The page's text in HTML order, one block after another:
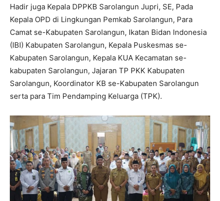
Hadir juga Kepala DPPKB Sarolangun Jupri, SE, Pada
Kepala OPD di Lingkungan Pemkab Sarolangun, Para
Camat se-Kabupaten Sarolangun, Ikatan Bidan Indonesia
(IBI) Kabupaten Sarolangun, Kepala Puskesmas se-
Kabupaten Sarolangun, Kepala KUA Kecamatan se-
kabupaten Sarolangun, Jajaran TP PKK Kabupaten
Sarolangun, Koordinator KB se-Kabupaten Sarolangun
serta para Tim Pendamping Keluarga (TPK).